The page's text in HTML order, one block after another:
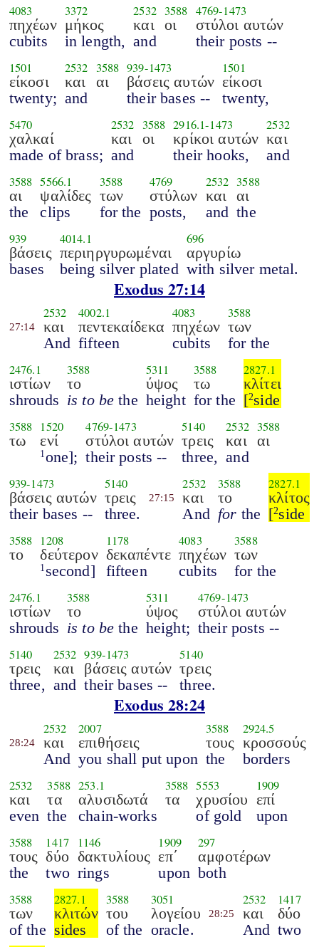
4083
πηχέων
cubits
3372
μήκος
in length,
2532
και
and
3588
οι
4769-1473
στύλοι αυτών
their posts --
1501
είκοσι
twenty;
2532
και
and
3588
αι
939-1473
βάσεις αυτών
their bases --
1501
είκοσι
twenty,
5470
χαλκαί
made of brass;
2532
και
and
3588
οι
2916.1-1473
κρίκοι αυτών
their hooks,
2532
και
and
3588
αι
the
5566.1
ψαλίδες
clips
3588
των
for the
4769
στύλων
posts,
2532
και
and
3588
αι
the
939
βάσεις
bases
4014.1
περιηργυρωμέναι
being silver plated
696
αργυρίω
with silver metal.
Exodus 27:14
27:14
2532
και
And
4002.1
πεντεκαίδεκα
fifteen
4083
πηχέων
cubits
3588
των
for the
2476.1
ιστίων
shrouds
3588
το
is to be the
5311
ύψος
height
3588
τω
for the
2827.1
κλίτει
[2side
3588
τω
1520
ενί
1 one];
4769-1473
στύλοι αυτών
their posts --
5140
τρεις
three,
2532
και
and
3588
αι
939-1473
βάσεις αυτών
their bases --
5140
τρεις
three.
27:15
2532
και
And
3588
το
for the
2827.1
κλίτος
[2side
3588
το
1208
δεύτερον
1 second]
1178
δεκαπέντε
fifteen
4083
πηχέων
cubits
3588
των
for the
2476.1
ιστίων
shrouds
3588
το
is to be the
5311
ύψος
height;
4769-1473
στύλοι αυτών
their posts --
5140
τρεις
three,
2532
και
and
939-1473
βάσεις αυτών
their bases --
5140
τρεις
three.
Exodus 28:24
28:24
2532
και
And
2007
επιθήσεις
you shall put upon
3588
τους
the
2924.5
κροσσούς
borders
2532
και
even
3588
τα
the
253.1
αλυσιδωτά
chain-works
3588
τα
5553
χρυσίου
of gold
1909
επί
upon
3588
τους
the
1417
δύο
two
1146
δακτυλίους
rings
1909
επ΄
upon
297
αμφοτέρων
both
3588
των
of the
2827.1
κλιτών
sides
3588
του
of the
3051
λογείου
oracle.
28:25
2532
και
And
1417
δύο
two